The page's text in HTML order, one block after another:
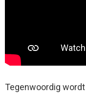
Tegenwoordig